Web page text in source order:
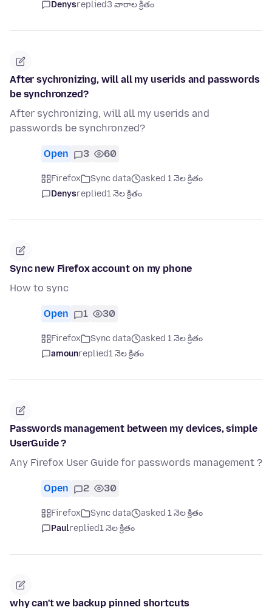
Denysreplied3 వారాల క్రితం
After sychronizing, will all my userids and passwords
be synchronzed?
After sychronizing, will all my userids and
passwords be synchronzed?
Open 3 60
Firefox Sync data
asked 1 నెల క్రితం
Denysreplied1 నెల క్రితం
Sync new Firefox account on my phone
How to sync
Open 1 30
Firefox Sync data
asked 1 నెల క్రితం
amounreplied1 నెల క్రితం
Passwords management between my devices, simple
UserGuide ?
Any Firefox User Guide for passwords management ?
Open 2 30
Firefox Sync data
asked 1 నెల క్రితం
Paulreplied1 నెల క్రితం
why can't we backup pinned shortcuts